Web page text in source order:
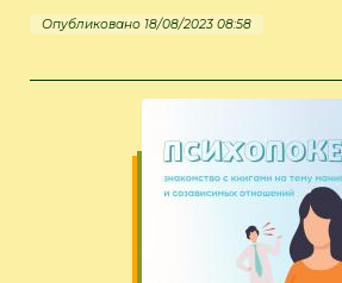
Опубликовано 18/08/2023 08:58